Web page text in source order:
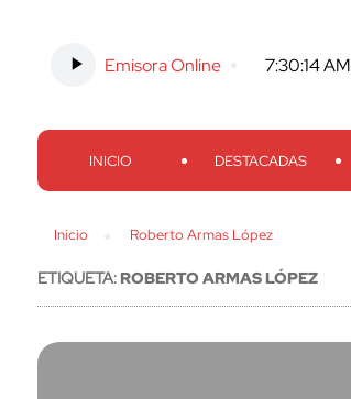
Emisora Online -7:30:15 AM
INICIO DESTACADAS
Inicio Roberto Armas López
ETIQUETA:ROBERTO ARMAS LÓPEZ